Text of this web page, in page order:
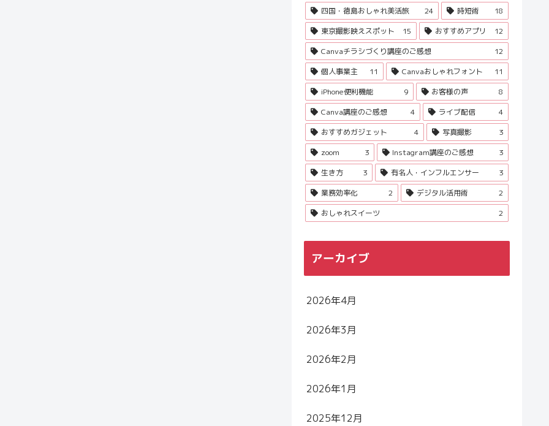
四国・徳島おしゃれ美活旅
24 時短術
18
東京撮影映えスポット
15 おすすめアプリ
12
Canvaチラシづくり講座のご感想
12
個人事業主
11 Canvaおしゃれフォント
11
iPhone便利機能
9 お客様の声
8
Canva講座のご感想
4 ライブ配信
4
おすすめガジェット
4 写真撮影
3
zoom
3 Instagram講座のご感想
3
生き方
3 有名人・インフルエンサー
3
業務効率化
2 デジタル活用術
2
おしゃれスイーツ
2
アーカイブ
2026年4月
2026年3月
2026年2月
2026年1月
2025年12月